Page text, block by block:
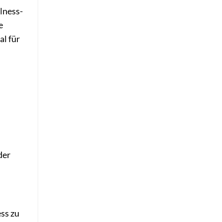
für
zu